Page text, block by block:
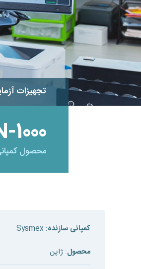
تجهیزات
محصول
کمپانی سازنده: Sysmex
محصول: ژاپن